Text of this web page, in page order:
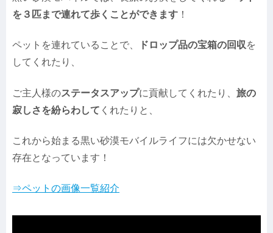
を３匹まで連れて歩くことができます ！
ペットを連れていることで、 ドロップ品の宝箱の回収 を
してくれたり、
ご主人様のステータスアップに貢献してくれたり、 旅の
寂しさを紛らわして くれたりと、
これから始まる黒い砂漠モバイルライフには欠かせない
存在となっています！
⇒ペットの画像一覧紹介